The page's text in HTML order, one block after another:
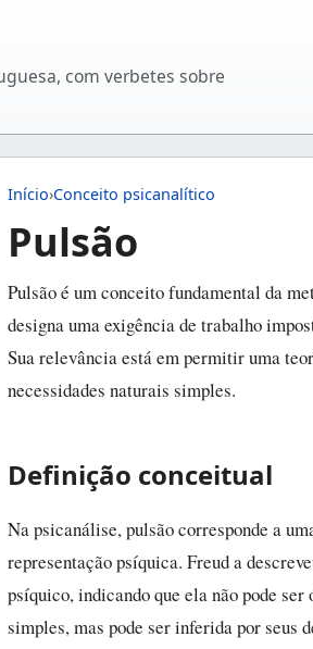
com verbetes sobre
Início›Conceito psicanalítico
Pulsão
Pulsão é um conceito fundamental da
designa uma exigência de trabalho
Sua relevância está em permitir uma
necessidades naturais simples.
Definição conceitual
Na psicanálise, pulsão corresponde a
representação psíquica. Freud a
psíquico, indicando que ela não pode
simples, mas pode ser inferida por seus